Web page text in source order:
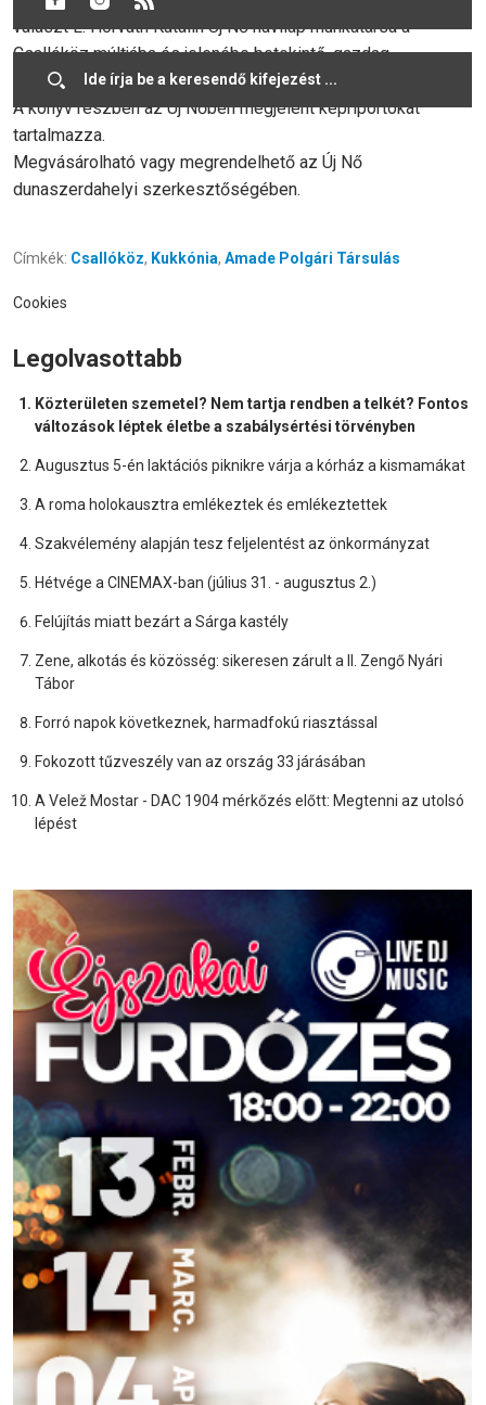
választ L. Horváth Katalin Új Nő havilap munkatársa a
Csallóköz múltjába és jelenébe betekintő, gazdag
képanyaggal, minőségi kivitelben megjelent kiadványában.
A könyv részben az Új Nőben megjelent képriportokat
tartalmazza.
Megvásárolható vagy megrendelhető az Új Nő
dunaszerdahelyi szerkesztőségében.
Címkék: Csallóköz, Kukkónia, Amade Polgári Társulás
Cookies
Legolvasottabb
Közterületen szemetel? Nem tartja rendben a telkét? Fontos
változások léptek életbe a szabálysértési törvényben
Augusztus 5-én laktációs piknikre várja a kórház a kismamákat
A roma holokausztra emlékeztek és emlékeztettek
Szakvélemény alapján tesz feljelentést az önkormányzat
Hétvége a CINEMAX-ban (július 31. - augusztus 2.)
Felújítás miatt bezárt a Sárga kastély
Zene, alkotás és közösség: sikeresen zárult a II. Zengő Nyári
Tábor
Forró napok következnek, harmadfokú riasztással
Fokozott tűzveszély van az ország 33 járásában
A Velež Mostar - DAC 1904 mérkőzés előtt: Megtenni az utolsó
lépést